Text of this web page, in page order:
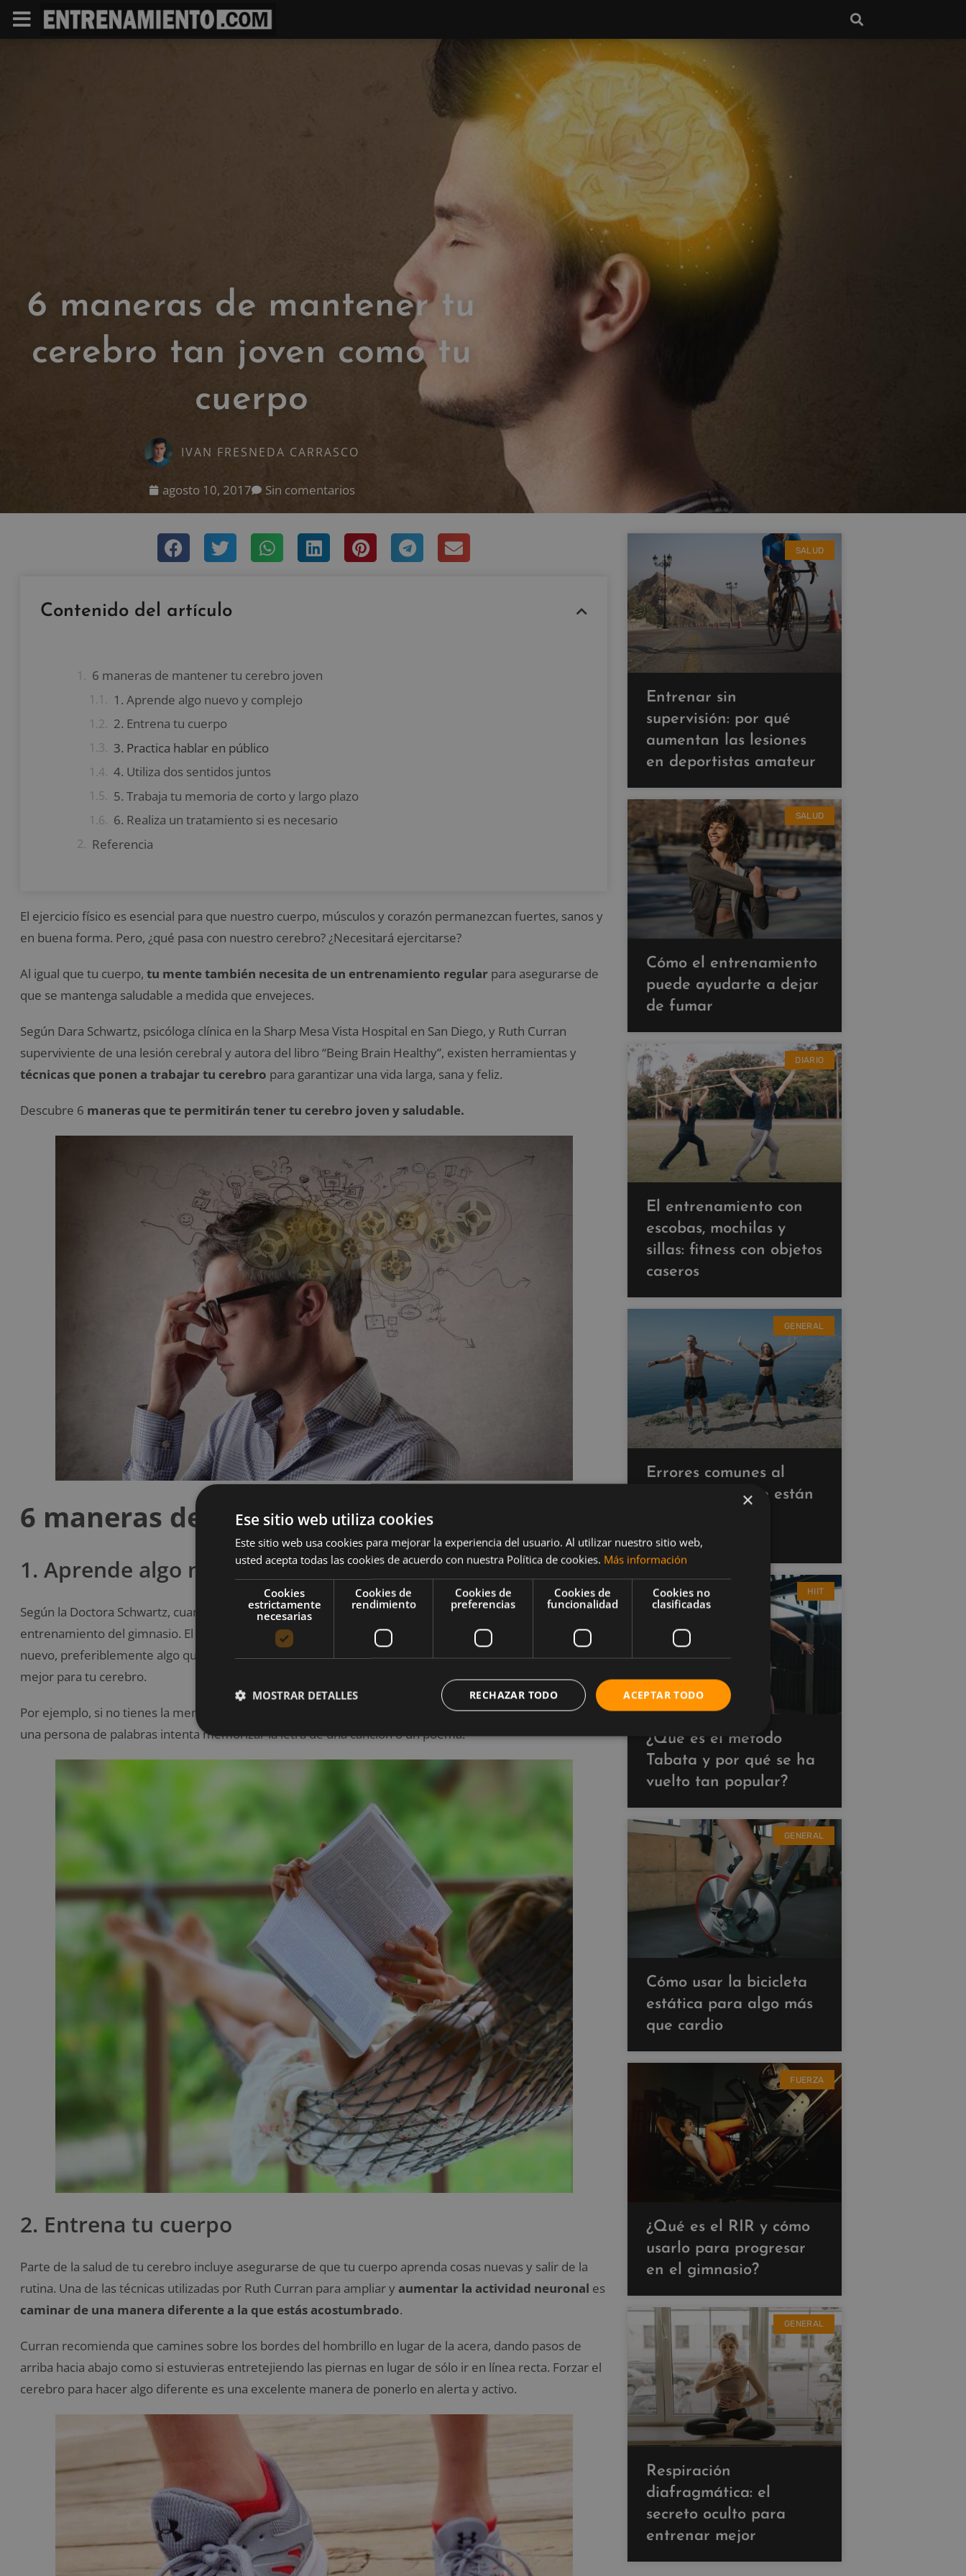
6 maneras de mantener tu
cerebro tan joven como tu
cuerpo
IVAN FRESNEDA CARRASCO
agosto 10, 2017 Sin comentarios
Contenido del artículo
6 maneras de mantener tu cerebro joven
1. Aprende algo nuevo y complejo
2. Entrena tu cuerpo
3. Practica hablar en público
4. Utiliza dos sentidos juntos
5. Trabaja tu memoria de corto y largo plazo
6. Realiza un tratamiento si es necesario
Referencia
El ejercicio físico es esencial para que nuestro cuerpo, músculos y corazón permanezcan fuertes, sanos y
en buena forma. Pero, ¿qué pasa con nuestro cerebro? ¿Necesitará ejercitarse?
Al igual que tu cuerpo, tu mente también necesita de un entrenamiento regular para asegurarse de
que se mantenga saludable a medida que envejeces.
Según Dara Schwartz, psicóloga clínica en la Sharp Mesa Vista Hospital en San Diego, y Ruth Curran
superviviente de una lesión cerebral y autora del libro “Being Brain Healthy”, existen herramientas y
técnicas que ponen a trabajar tu cerebro para garantizar una vida larga, sana y feliz.
Descubre 6 maneras que te permitirán tener tu cerebro joven y saludable.
6 maneras de mantener tu cerebro joven
1. Aprende algo nuevo y complejo
Según la Doctora Schwartz, cuando se habla desalud cerebral, se hace una apología a los circuitos de
entrenamiento del gimnasio. El primer circuito que recomienda se basa en la idea de aprender algo
nuevo, preferiblemente algo que no sea fácil para ti. Si es desafiante y frustrante, probablemente sea
mejor para tu cerebro.
Por ejemplo, si no tienes la mente mecánica, intenta aprender alguna habilidad automotriz, o si no eres
una persona de palabras intenta memorizar la letra de una canción o un poema.
2. Entrena tu cuerpo
Parte de la salud de tu cerebro incluye asegurarse de que tu cuerpo aprenda cosas nuevas y salir de la
rutina. Una de las técnicas utilizadas por Ruth Curran para ampliar y aumentar la actividad neuronal es
caminar de una manera diferente a la que estás acostumbrado.
Curran recomienda que camines sobre los bordes del hombrillo en lugar de la acera, dando pasos de
arriba hacia abajo como si estuvieras entretejiendo las piernas en lugar de sólo ir en línea recta. Forzar el
cerebro para hacer algo diferente es una excelente manera de ponerlo en alerta y activo.
SALUD
Entrenar sin
supervisión: por qué
aumentan las lesiones
en deportistas amateur
SALUD
Cómo el entrenamiento
puede ayudarte a dejar
de fumar
DIARIO
El entrenamiento con
escobas, mochilas y
sillas: fitness con objetos
caseros
GENERAL
Errores comunes al
hacer cardio que están
resultados
HIIT
¿Qué es el método
Tabata y por qué se ha
vuelto tan popular?
GENERAL
Cómo usar la bicicleta
estática para algo más
que cardio
FUERZA
¿Qué es el RIR y cómo
usarlo para progresar
en el gimnasio?
GENERAL
Respiración
diafragmática: el
secreto oculto para
entrenar mejor
×
Ese sitio web utiliza cookies
Este sitio web usa cookies para mejorar la experiencia del usuario. Al utilizar nuestro sitio web,
usted acepta todas las cookies de acuerdo con nuestra Política de cookies. Más información
Cookies
estrictamente
necesarias
Cookies de
rendimiento
Cookies de
preferencias
Cookies de
funcionalidad
Cookies no
clasificadas
ACEPTAR TODO
RECHAZAR TODO
MOSTRAR DETALLES